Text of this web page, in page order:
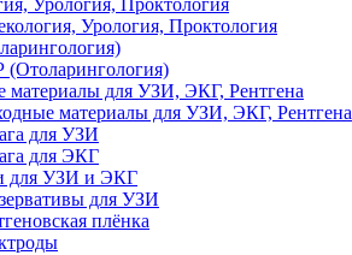
Урология, Проктология
Урология, Проктология
материалы для УЗИ, ЭКГ, Рентгена
материалы для УЗИ, ЭКГ, Рентгена
для УЗИ
для ЭКГ
для УЗИ и ЭКГ
для УЗИ
плёнка